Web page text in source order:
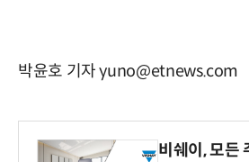
박윤호 기자 yuno@etnews.com
비쉐이, 모든